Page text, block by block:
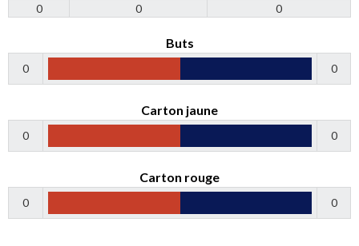
0
0 0
Buts
0 0
Carton jaune
0 0
Carton rouge
0 0